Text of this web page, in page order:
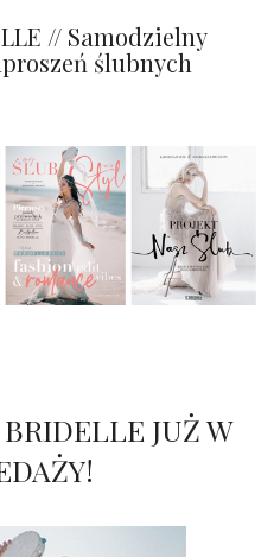
efektem WOW!
// Samodzielny
ślubnych
JUŻ W